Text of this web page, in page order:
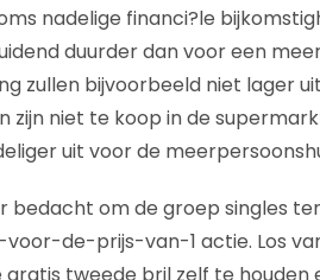
nadelige financi?le
duurder dan voor een
zullen bijvoorbeeld niet lager
zijn niet te koop in de
uit voor de
bedacht om de groep singles
de-prijs-van-1 actie. Los
tweede bril zelf te houden